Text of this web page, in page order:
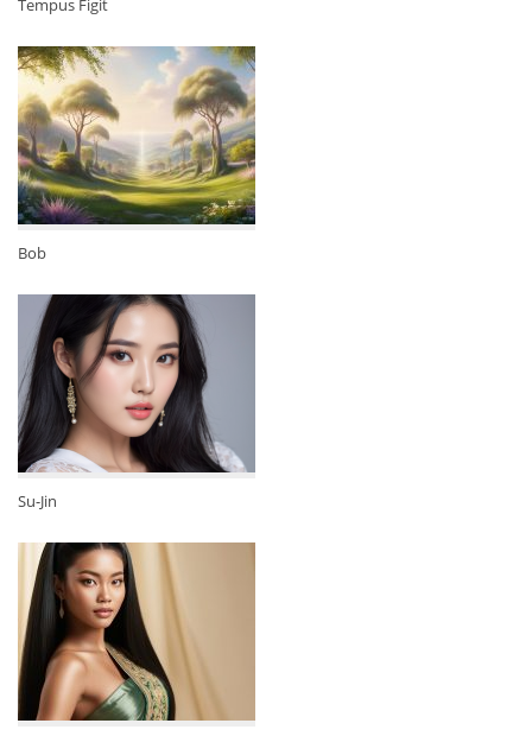
Tempus Figit
Bob
Su-Jin